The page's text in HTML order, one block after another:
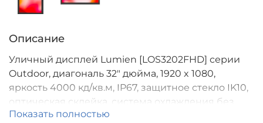
Описание
Уличный дисплей Lumien [LOS3202FHD] серии
Outdoor, диагональ 32" дюйма, 1920 x 1080,
яркость 4000 кд/кв.м, IP67, защитное стекло IK10,
оптическая склейка, система охлаждения без
вентиляторов, интеллектуальное управление
Показать полностью